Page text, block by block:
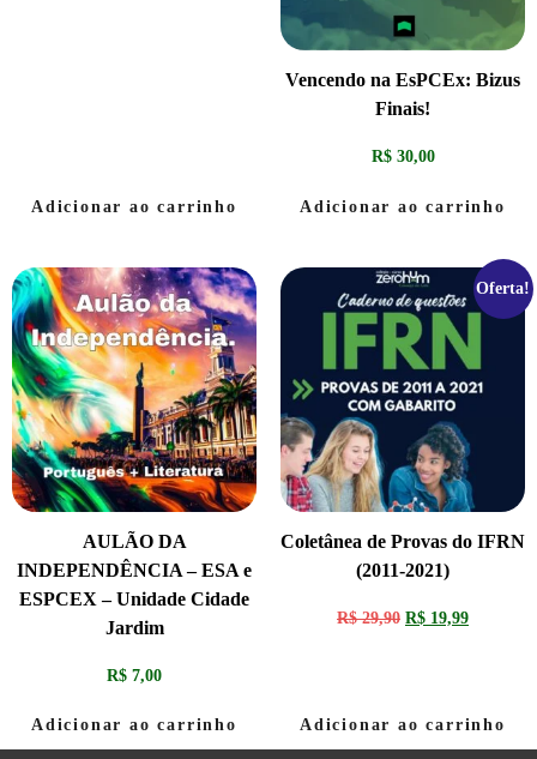
Adicionar ao carrinho
Vencendo na EsPCEx: Bizus
Finais!
R$30,00
Adicionar ao carrinho
AULÃO DA
INDEPENDÊNCIA – ESA e
ESPCEX – Unidade Cidade
Jardim
R$ 7,00
Adicionar ao carrinho
Oferta!
Coletânea de Provas do IFRN
(2011-2021)
R$29,90 R$ 19,99
Adicionar ao carrinho